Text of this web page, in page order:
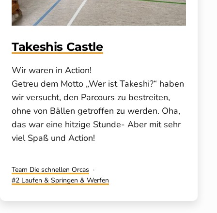
Takeshis Castle
Wir waren in Action!
Getreu dem Motto „Wer ist Takeshi?“ haben
wir versucht, den Parcours zu bestreiten,
ohne von Bällen getroffen zu werden. Oha,
das war eine hitzige Stunde- Aber mit sehr
viel Spaß und Action!
Kategorisiert
als
Team Die schnellen Orcas
Verschlagwortet
2 Laufen & Springen & Werfen